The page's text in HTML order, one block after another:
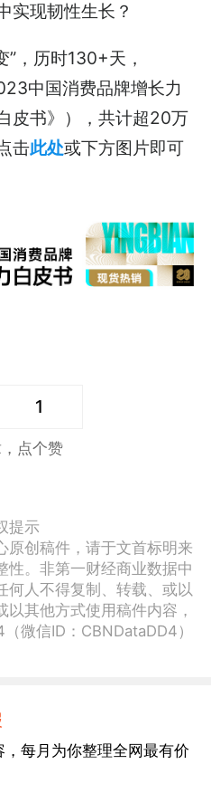
实现韧性生长？
”，历时130+天，
中国消费品牌增长力
皮书》），共计超20万
击此处或下方图片即可
1
点个赞
提示
原创稿件，请于文首标明来
性。非第一财经商业数据中
何人不得复制、转载、或以
其他方式使用稿件内容，
微信ID：CBNDataDD4）
每月为你整理全网最有价